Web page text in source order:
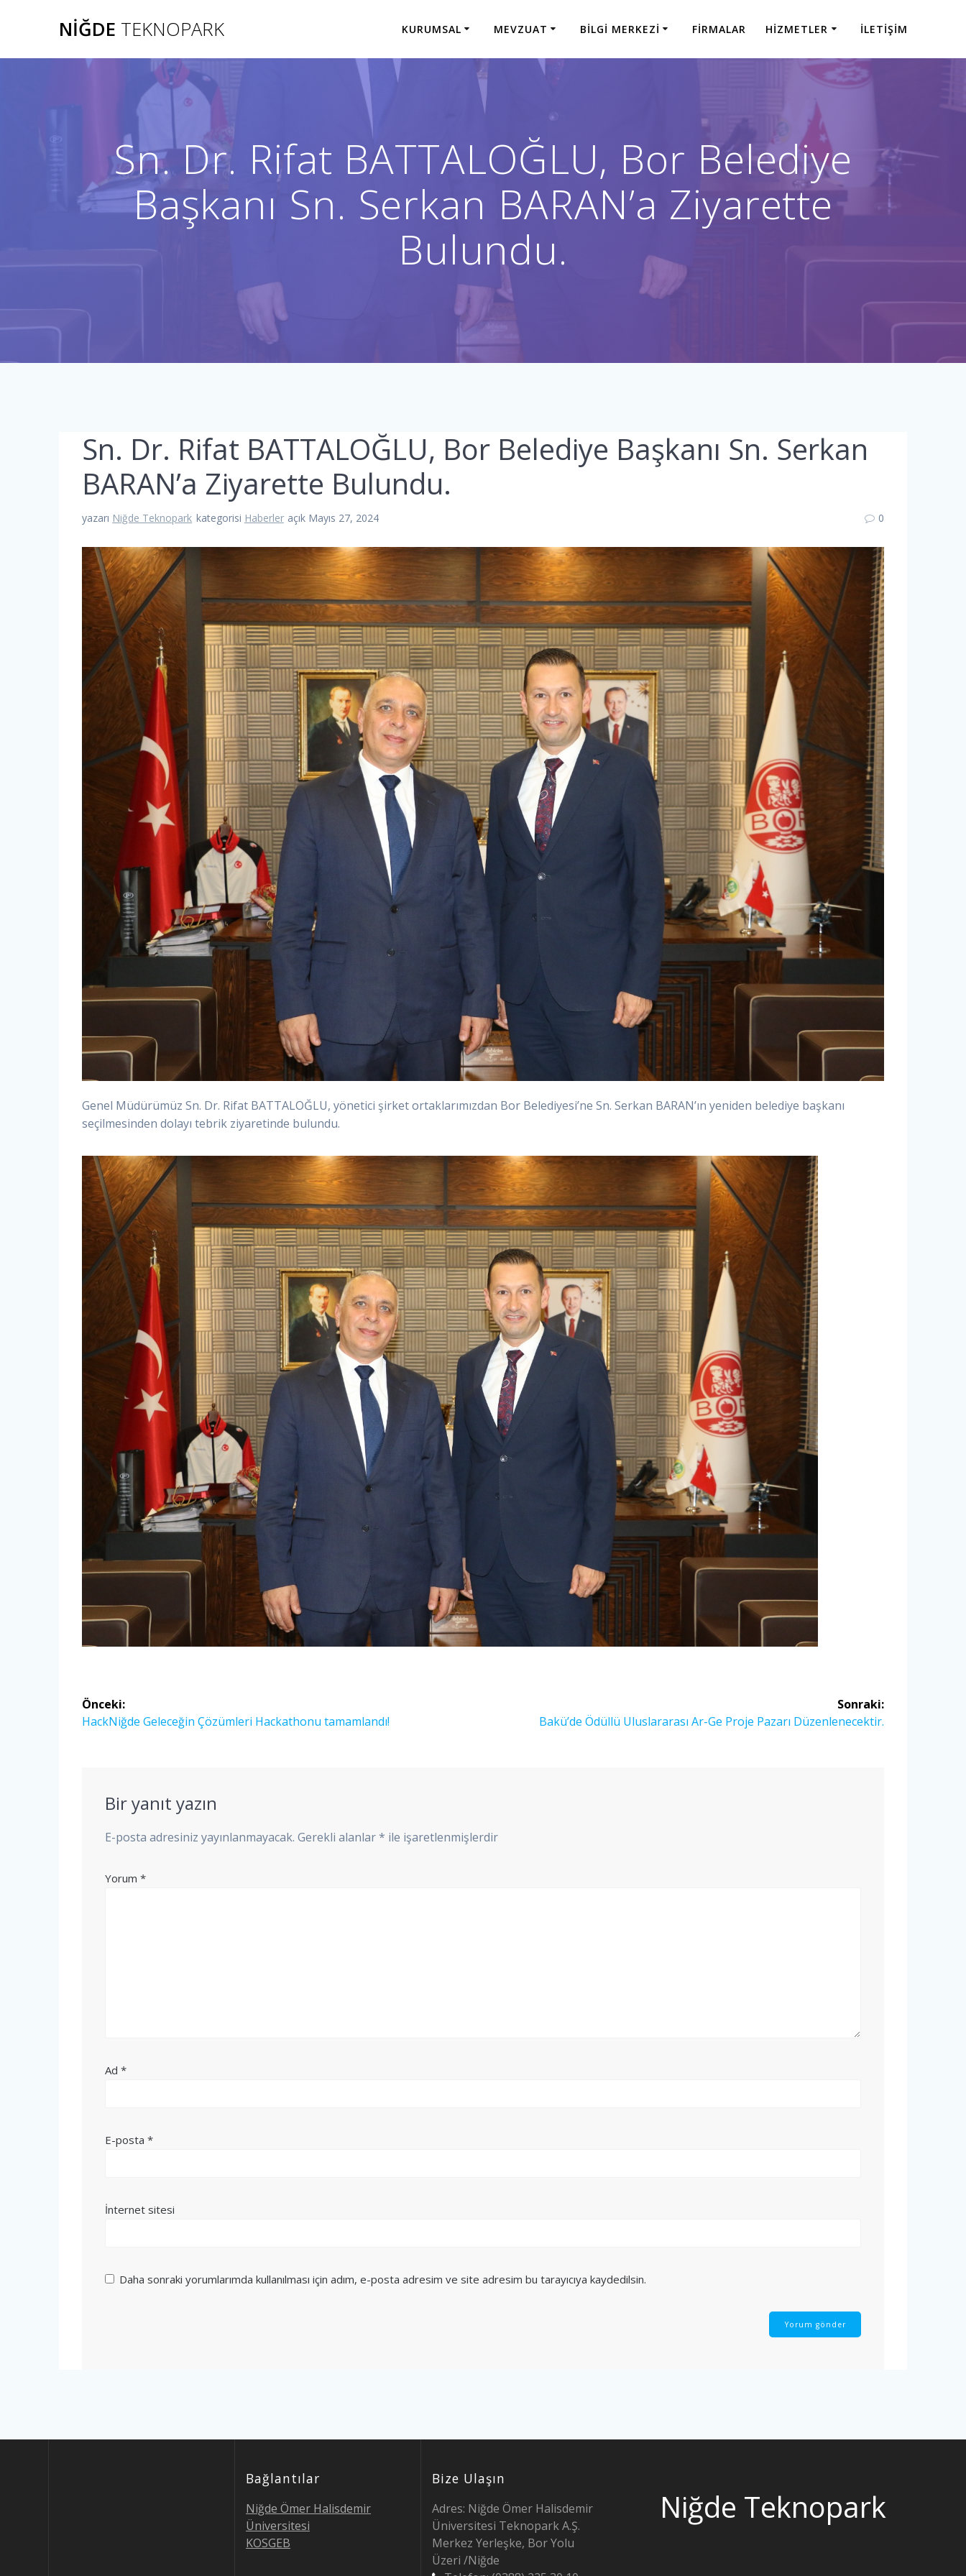
NIĞDE TEKNOPARK KURUMSAL MEVZUAT BILGI MERKEZI FIRMALAR HIZMETLER İLETIŞIM
Sn. Dr. Rifat BATTALOĞLU, Bor Belediye
Başkanı Sn. Serkan BARAN’a Ziyarette
Bulundu.
Sn. Dr. Rifat BATTALOĞLU, Bor Belediye Başkanı Sn. Serkan
BARAN’a Ziyarette Bulundu.
yazarı Niğde Teknopark kategorisi Haberler açık Mayıs 27, 2024 0
Genel Müdürümüz Sn. Dr. Rifat BATTALOĞLU, yönetici şirket ortaklarımızdan Bor Belediyesi’ne Sn. Serkan BARAN’ın yeniden belediye başkanı
seçilmesinden dolayı tebrik ziyaretinde bulundu.
Yazı
gezinmesi
Önceki:
Önceki
HackNiğde Geleceğin Çözümleri Hackathonu tamamlandı!
Sonraki:
Sonraki
Bakü’de Ödüllü Uluslararası Ar-Ge Proje Pazarı Düzenlenecektir.
Bir yanıt yazın
E-posta adresiniz yayınlanmayacak. Gerekli alanlar* ile işaretlenmişlerdir
Yorum*
Ad*
E-posta*
İnternet sitesi
Daha sonraki yorumlarımda kullanılması için adım, e-posta adresim ve site adresim bu tarayıcıya kaydedilsin.
Bağlantılar
Niğde Ömer Halisdemir
Üniversitesi
KOSGEB
Bize Ulaşın
Adres: Niğde Ömer Halisdemir
Üniversitesi Teknopark A.Ş.
Merkez Yerleşke, Bor Yolu
Üzeri /Niğde
Niğde Teknopark